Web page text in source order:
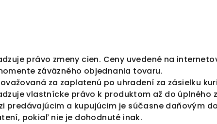
právo zmeny cien. Ceny uvedené na
záväzného objednania tovaru.
za zaplatenú po uhradení za zásielku
vlastnícke právo k produktom až do
predávajúcim a kupujúcim je súčasne daňovým
pokiaľ nie je dohodnuté inak.